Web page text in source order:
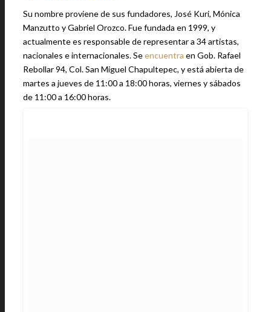
Su nombre proviene de sus fundadores, José Kuri, Mónica
Manzutto y Gabriel Orozco. Fue fundada en 1999, y
actualmente es responsable de representar a 34 artistas,
nacionales e internacionales. Seencuentra en Gob. Rafael
Rebollar 94, Col. San Miguel Chapultepec, y está abierta de
martes a jueves de 11:00 a 18:00 horas, viernes y sábados
de 11:00 a 16:00 horas.